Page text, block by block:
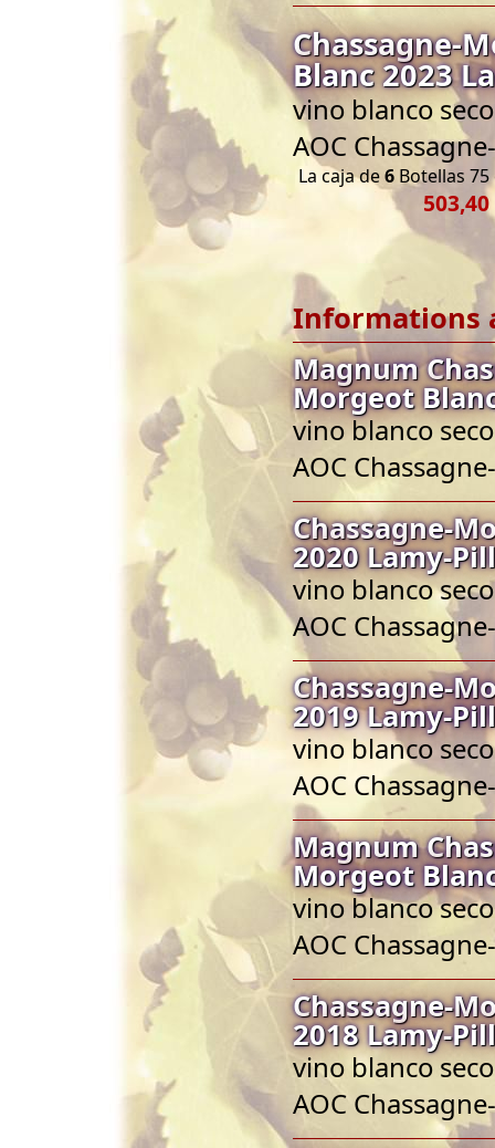
Chassagne-
Blanc 2023
vino blanco
AOC
La caja de6 Botellas 75
503,40
Informations
Magnum
Morgeot
vino blanco
AOC
Chassagne-
2020 Lamy-
vino blanco
AOC
Chassagne-
2019 Lamy-
vino blanco
AOC
Magnum
Morgeot
vino blanco
AOC
Chassagne-
2018 Lamy-
vino blanco
AOC